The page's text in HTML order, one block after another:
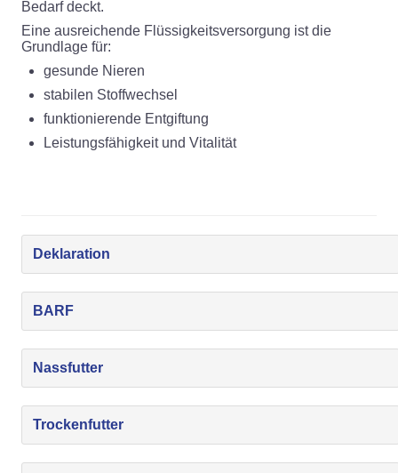
Bedarf deckt.
Eine ausreichende Flüssigkeitsversorgung ist die
Grundlage für:
gesunde Nieren
stabilen Stoffwechsel
funktionierende Entgiftung
Leistungsfähigkeit und Vitalität
Deklaration
BARF
Nassfutter
Trockenfutter